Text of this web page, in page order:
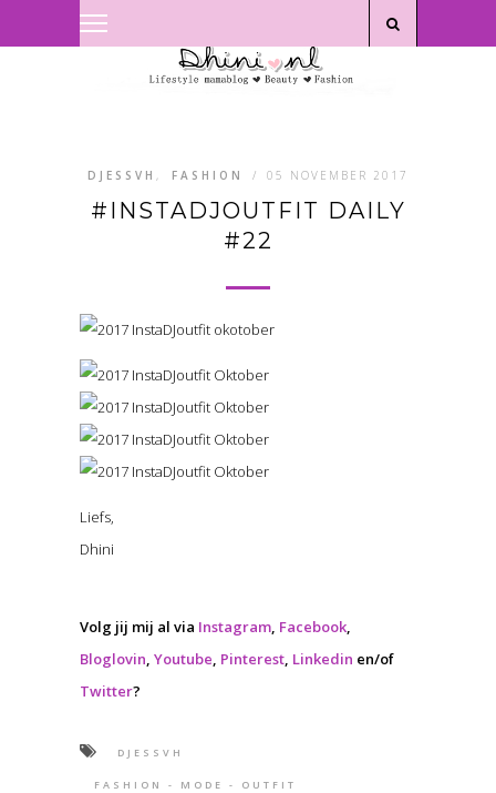
DJESSVH , FASHION / 05 NOVEMBER 2017
#INSTADJOUTFIT DAILY
#22
Liefs,
Dhini
Volg jij mij al via Instagram, Facebook,
Bloglovin, Youtube, Pinterest, Linkedin en/of
Twitter?
DJESSVH
FASHION - MODE - OUTFIT